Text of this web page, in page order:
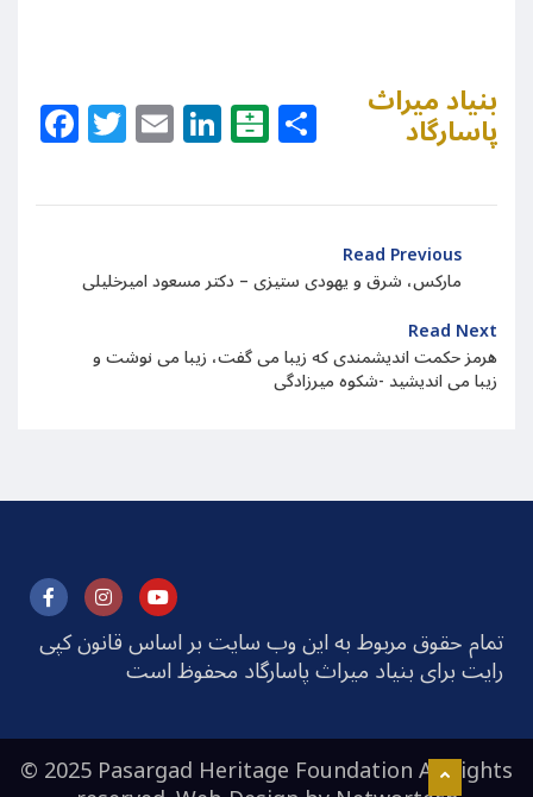
Facebook
Twitter
EmailLinkedIn
Balatarin
Share
بنیاد میراث
پاسارگاد
Read Previous
مارکس، شرق و یهودی ستیزی – دکتر مسعود امیرخلیلی
Read Next
هرمز حکمت اندیشمندی که زیبا می گفت، زیبا می نوشت و
زیبا می اندیشید -شکوه میرزادگی
تمام حقوق مربوط به این وب سایت بر اساس قانون کپی
رایت برای بنیاد میراث پاسارگاد محفوظ است
© 2025 Pasargad Heritage Foundation All rights